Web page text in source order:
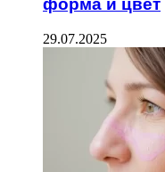
форма и цвет
29.07.2025